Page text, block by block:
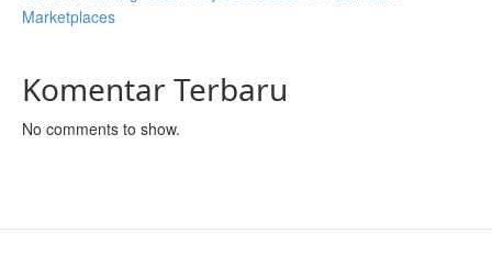
Marketplaces
Komentar Terbaru
No comments to show.